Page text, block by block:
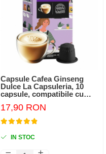
Capsule Cafea Ginseng
Dulce La Capsuleria, 10
capsule, compatibile cu
17,90 RON
IN STOC